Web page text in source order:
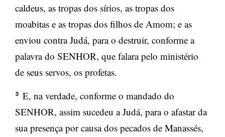
caldeus, as tropas dos sírios, as tropas dos
moabitas e as tropas dos filhos de Amom; e as
enviou contra Judá, para o destruir, conforme a
palavra do SENHOR, que falara pelo ministério
de seus servos, os profetas.
3
E, na verdade, conforme o mandado do
SENHOR, assim sucedeu a Judá, para o afastar da
sua presença por causa dos pecados de Manassés,